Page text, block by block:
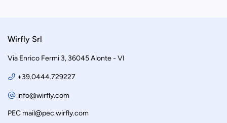
Wirfly Srl
Via Enrico Fermi 3, 36045 Alonte - VI
+39.0444.729227
info@wirfly.com
PEC mail@pec.wirfly.com